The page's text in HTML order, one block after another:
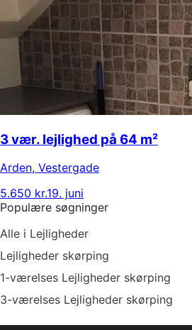
3 vær. lejlighed på 64 m²
Arden, Vestergade
5.650 kr.19. juni
Populære søgninger
Alle i Lejligheder
Lejligheder skørping
1-værelses Lejligheder skørping
3-værelses Lejligheder skørping